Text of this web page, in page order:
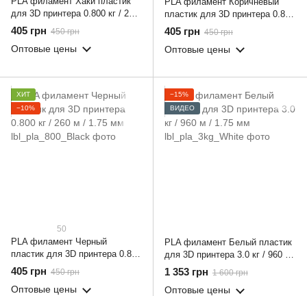
для 3D принтера 0.800 кг / 260
м / 1.75 мм
405 грн 450 грн
Оптовые цены
пластик для 3D принтера 0.800
кг / 260 м / 1.75 мм
405 грн 450 грн
Оптовые цены
ХИТ
−10%
50
PLA филамент Черный
пластик для 3D принтера 0.800
кг / 260 м / 1.75 мм
405 грн 450 грн
Оптовые цены
−15%
ВИДЕО
PLA филамент Белый пластик
для 3D принтера 3.0 кг / 960 м
/ 1.75 мм
1 353 грн 1 600 грн
Оптовые цены